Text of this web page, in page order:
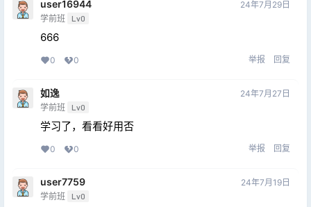
user16944
学前班 Lv0
24年7月29日
666
0 0 举报 回复
如逸
学前班 Lv0
24年7月27日
学习了，看看好用否
0 0 举报 回复
user7759
学前班 Lv0
24年7月19日